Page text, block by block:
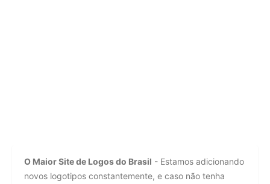
O Maior Site de Logos do Brasil - Estamos adicionando
novos logotipos constantemente, e caso não tenha